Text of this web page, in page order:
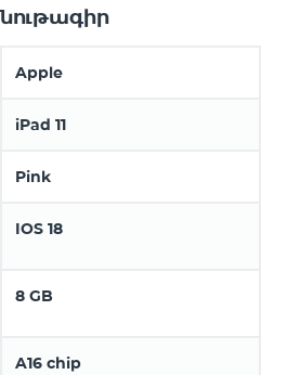
Apple
iPad 11
Pink
IOS 18
8 GB
A16 chip